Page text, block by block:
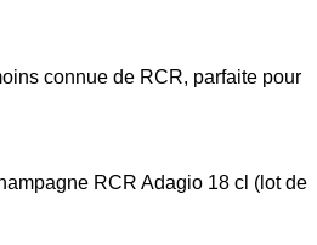
connue de RCR, parfaite pour
RCR Adagio 18 cl (lot de